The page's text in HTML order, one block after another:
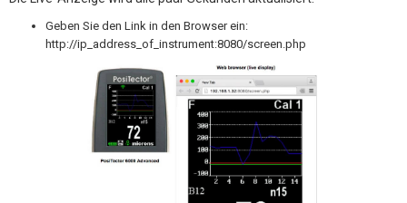
Geben Sie den Link in den Browser ein:
http://ip_address_of_instrument:8080/screen.php